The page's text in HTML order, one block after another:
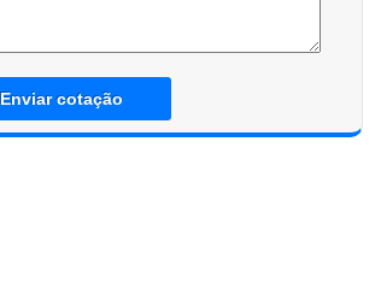
Enviar cotação